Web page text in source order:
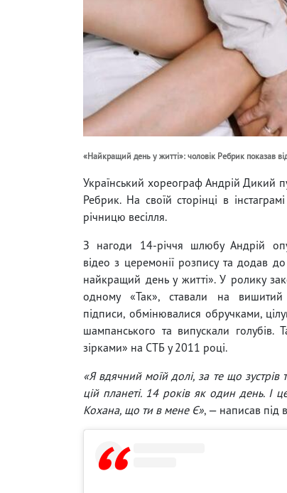
«Найкращий день у житті»: чоловік Ребрик показав
Український хореограф Андрій Дикий
Ребрик. На своїй сторінці в
річницю весілля.
З нагоди 14-річчя шлюбу Андрій
відео з церемонії розпису та додав
найкращий день у житті». У ролику
одному «Так», ставали на
підписи, обмінювалися обручками,
шампанського та випускали голубів.
зірками» на СТБ у 2011 році.
«Я вдячний моїй долі, за те що
цій планеті. 14 років як один день. І
Кохана, що ти в мене Є», — написав під